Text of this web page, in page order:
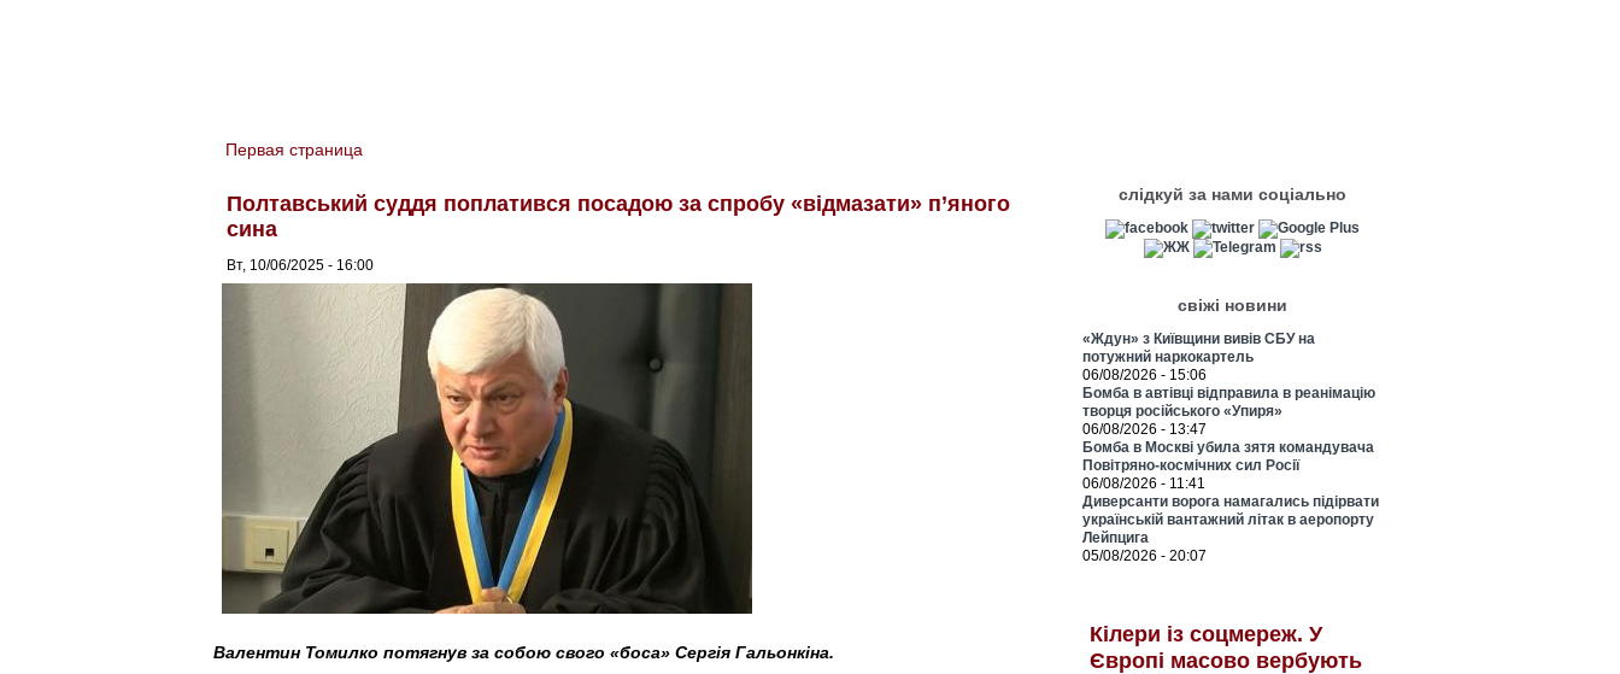
You are here
Первая страница
Полтавський суддя поплатився посадою за спробу «відмазати» п’яного
сина
Вт, 10/06/2025 - 16:00
Валентин Томилко потягнув за собою свого «боса» Сергія Гальонкіна.
слідкуй за нами соціально
свіжі новини
«Ждун» з Київщини вивів СБУ на
потужний наркокартель
06/08/2026 - 15:06
Бомба в автівці відправила в реанімацію
творця російського «Упиря»
06/08/2026 - 13:47
Бомба в Москві убила зятя командувача
Повітряно-космічних сил Росії
06/08/2026 - 11:41
Диверсанти ворога намагались підірвати
українській вантажний літак в аеропорту
Лейпцига
05/08/2026 - 20:07
Кілери із соцмереж. У
Європі масово вербують